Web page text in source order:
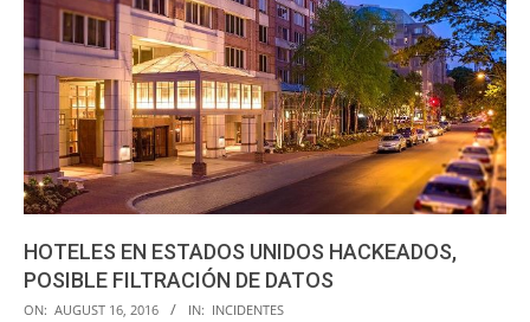
HOTELES EN ESTADOS UNIDOS HACKEADOS,
POSIBLE FILTRACIÓN DE DATOS
2016-
ON: AUGUST 16, 2016 IN: INCIDENTES